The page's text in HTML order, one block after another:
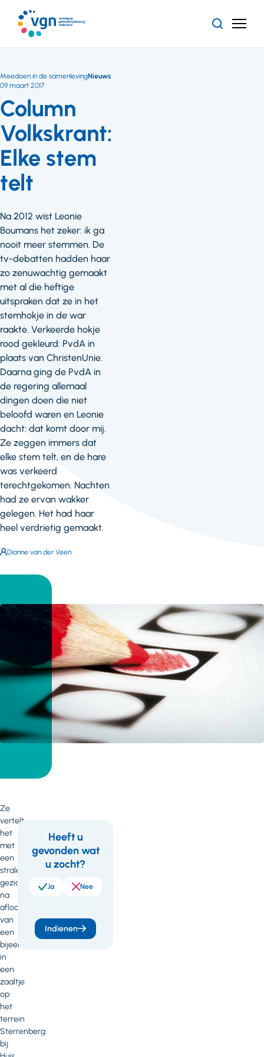
naar
hoofdinhoud
ZoekenMenu
Column
Volkskrant:
Elke stem
telt
Meedoen in de samenlevingNieuws
09 maart 2017
Na 2012 wist Leonie
Boumans het zeker: ik ga
nooit meer stemmen. De
tv-debatten hadden haar
zo zenuwachtig gemaakt
met al die heftige
uitspraken dat ze in het
stemhokje in de war
raakte. Verkeerde hokje
rood gekleurd: PvdA in
plaats van ChristenUnie.
Daarna ging de PvdA in
de regering allemaal
dingen doen die niet
beloofd waren en Leonie
dacht: dat komt door mij.
Ze zeggen immers dat
elke stem telt, en de hare
was verkeerd
terechtgekomen. Nachten
had ze ervan wakker
gelegen. Het had haar
heel verdrietig gemaakt.
Auteur:
Dianne van der Veen
Ze
vertelt
het
met
een
stralend
gezicht,
na
afloop
van
een
bijeenkomst
in
een
zaaltje
op
het
terrein
Sterrenberg
bij
Wil
meer
of
Neem
Feedback
Heeft u
gevonden wat
u zocht?
Ja Nee
Indienen